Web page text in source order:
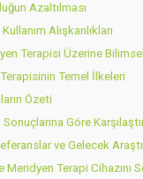
Azaltılması
Alışkanlıkları
Terapisi Üzerine
Temel İlkeleri
Özeti
Göre
ve Gelecek
Terapi Cihazını